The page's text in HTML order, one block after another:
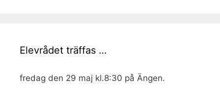
Elevrådet träffas …
fredag den 29 maj kl.8:30 på Ängen.